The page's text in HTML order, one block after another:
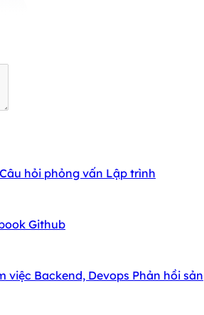
Câu hỏi phỏng vấn Lập trình
Github
việc Backend, Devops Phản hồi sản